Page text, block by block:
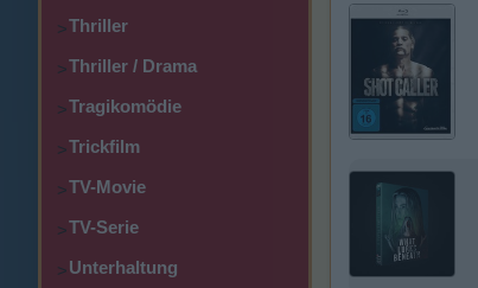
>Thriller
>Thriller / Drama
>Tragikomödie
>Trickfilm
>TV-Movie
>TV-Serie
>Unterhaltung